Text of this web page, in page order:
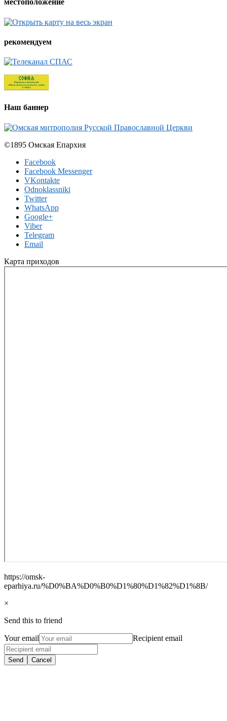
местоположение
рекомендуем
Наш баннер
©1895 Омская Епархия
Facebook
Facebook Messenger
VKontakte
Odnoklassniki
Twitter
WhatsApp
Google+
Viber
Telegram
Email
Карта приходов
https://omsk-
eparhiya.ru/%D0%BA%D0%B0%D1%80%D1%82%D1%8B/
×
Send this to friend
Your email Recipient email
Send Cancel